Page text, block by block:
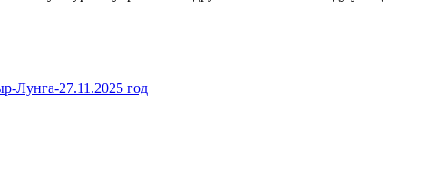
Лунга-27.11.2025 год